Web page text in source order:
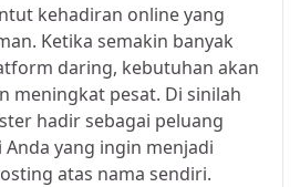
kehadiran online yang
Ketika semakin banyak
daring, kebutuhan akan
meningkat pesat. Di sinilah
hadir sebagai peluang
yang ingin menjadi
atas nama sendiri.